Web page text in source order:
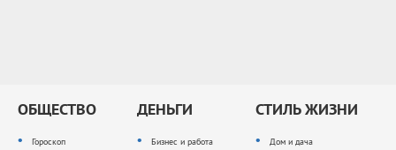
ОБЩЕСТВО
Гороскоп
ДЕНЬГИ
Бизнес и работа
СТИЛЬ ЖИЗНИ
Дом и дача